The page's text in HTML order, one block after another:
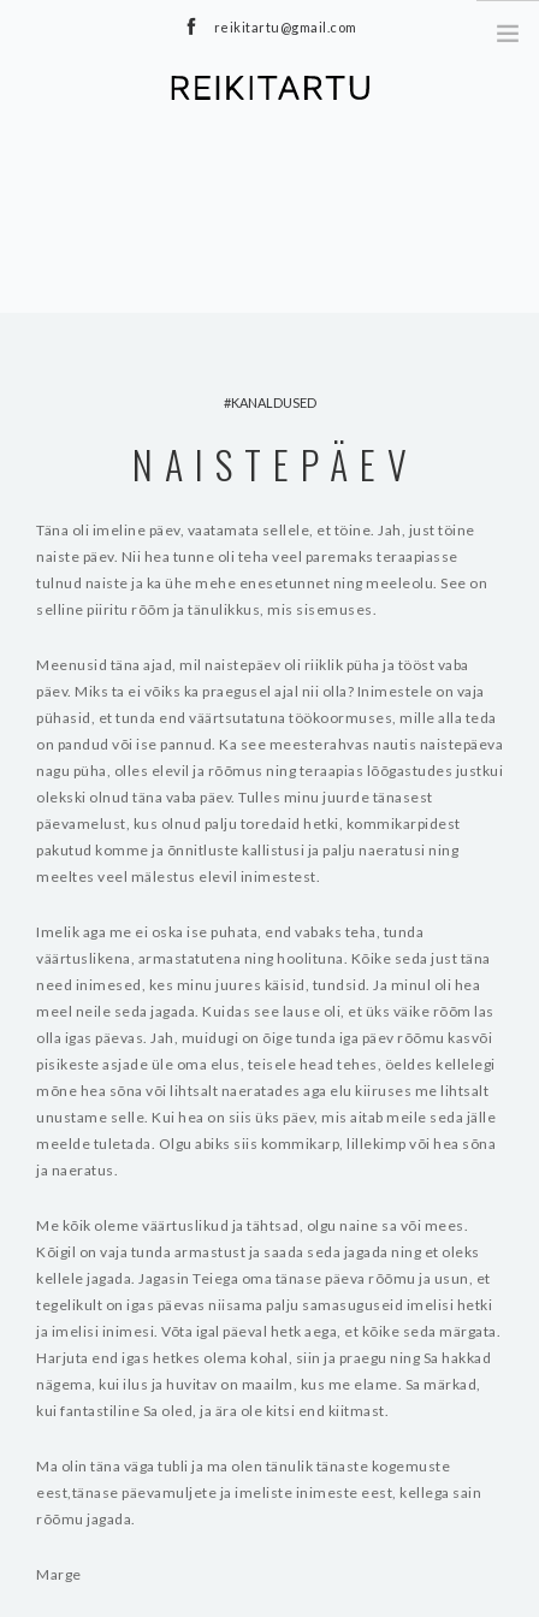
reikitartu@gmail.com
KANALDUSED
NAISTEPÄEV
Täna oli imeline päev, vaatamata sellele, et töine. Jah, just töine
naiste päev. Nii hea tunne oli teha veel paremaks teraapiasse
tulnud naiste ja ka ühe mehe enesetunnet ning meeleolu. See on
selline piiritu rõõm ja tänulikkus, mis sisemuses.
Meenusid täna ajad, mil naistepäev oli riiklik püha ja tööst vaba
päev. Miks ta ei võiks ka praegusel ajal nii olla? Inimestele on vaja
pühasid, et tunda end väärtsutatuna töökoormuses, mille alla teda
on pandud või ise pannud. Ka see meesterahvas nautis naistepäeva
nagu püha, olles elevil ja rõõmus ning teraapias lõõgastudes justkui
olekski olnud täna vaba päev. Tulles minu juurde tänasest
päevamelust, kus olnud palju toredaid hetki, kommikarpidest
pakutud komme ja õnnitluste kallistusi ja palju naeratusi ning
meeltes veel mälestus elevil inimestest.
Imelik aga me ei oska ise puhata, end vabaks teha, tunda
väärtuslikena, armastatutena ning hoolituna. Kõike seda just täna
need inimesed, kes minu juures käisid, tundsid. Ja minul oli hea
meel neile seda jagada. Kuidas see lause oli, et üks väike rõõm las
olla igas päevas. Jah, muidugi on õige tunda iga päev rõõmu kasvõi
pisikeste asjade üle oma elus, teisele head tehes, öeldes kellelegi
mõne hea sõna või lihtsalt naeratades aga elu kiiruses me lihtsalt
unustame selle. Kui hea on siis üks päev, mis aitab meile seda jälle
meelde tuletada. Olgu abiks siis kommikarp, lillekimp või hea sõna
ja naeratus.
Me kõik oleme väärtuslikud ja tähtsad, olgu naine sa või mees.
Kõigil on vaja tunda armastust ja saada seda jagada ning et oleks
kellele jagada. Jagasin Teiega oma tänase päeva rõõmu ja usun, et
tegelikult on igas päevas niisama palju samasuguseid imelisi hetki
ja imelisi inimesi. Võta igal päeval hetk aega, et kõike seda märgata.
Harjuta end igas hetkes olema kohal, siin ja praegu ning Sa hakkad
nägema, kui ilus ja huvitav on maailm, kus me elame. Sa märkad,
kui fantastiline Sa oled, ja ära ole kitsi end kiitmast.
Ma olin täna väga tubli ja ma olen tänulik tänaste kogemuste
eest,tänase päevamuljete ja imeliste inimeste eest, kellega sain
rõõmu jagada.
Marge